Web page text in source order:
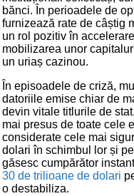
bănci. În perioadele de
furnizează rate de câștig
un rol pozitiv în
mobilizarea unor
un uriaș cazinou.
În episoadele de criză,
datoriile emise chiar de
devin vitale titlurile de
mai presus de toate cele
considerate cele mai
dolari în schimbul lor și
găsesc cumpărător
30 de trilioane de dolari
o destabiliza.